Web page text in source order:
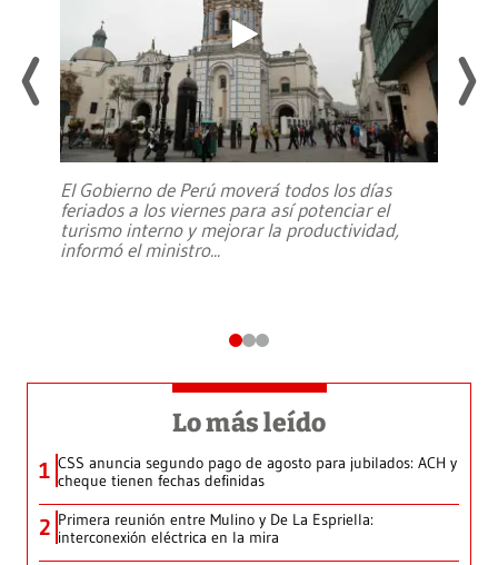
El Gobierno de Perú moverá todos los días
feriados a los viernes para así potenciar el
turismo interno y mejorar la productividad,
informó el ministro...
Lo más leído
1 CSS anuncia segundo pago de agosto para jubilados: ACH y
cheque tienen fechas definidas
2 Primera reunión entre Mulino y De La Espriella:
interconexión eléctrica en la mira